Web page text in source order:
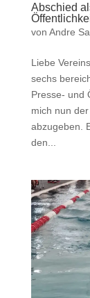
Abschied
von Andre
Liebe
sechs
Presse- und
mich nun
abzugeben.
den...